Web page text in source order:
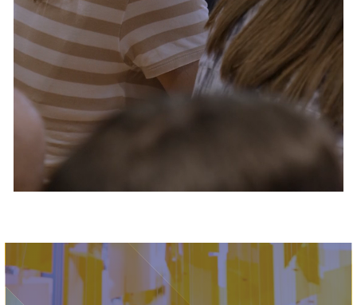
Servizi e accessibilità
Contatti
FAQ
Biglietti
Immagine